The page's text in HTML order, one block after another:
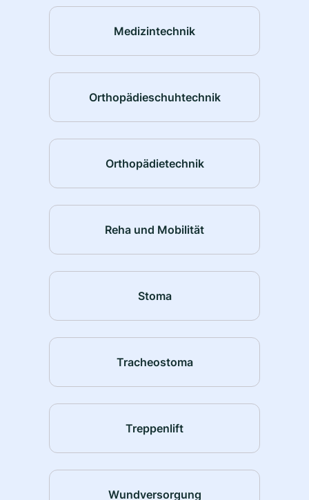
Medizintechnik
Orthopädieschuhtechnik
Orthopädietechnik
Reha und Mobilität
Stoma
Tracheostoma
Treppenlift
Wundversorgung